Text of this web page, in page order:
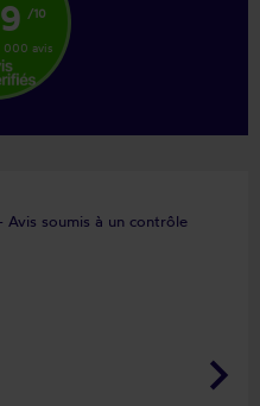
/10
000 avis
soumis à un contrôle
keyboard_arrow_right